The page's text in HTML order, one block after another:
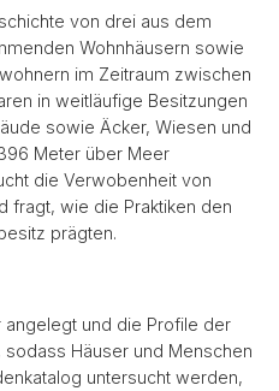
von drei aus dem
Wohnhäusern sowie
im Zeitraum zwischen
in weitläufige Besitzungen
sowie Äcker, Wiesen und
Meter über Meer
die Verwobenheit von
fragt, wie die Praktiken den
prägten.
angelegt und die Profile der
Häuser und Menschen
untersucht werden,